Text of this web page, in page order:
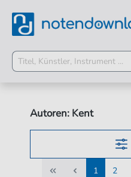
Autoren: Kent
1
2